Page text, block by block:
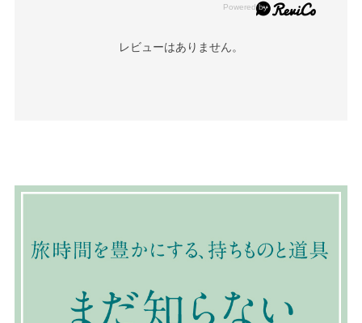
レビューはありません。